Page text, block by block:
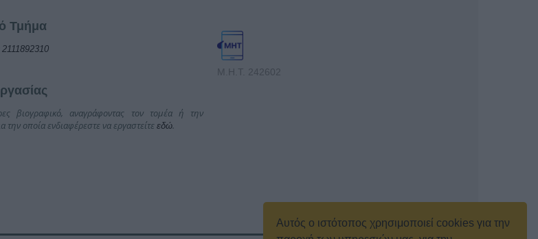
Αυτός ο ιστότοπος χρησιμοποιεί cookies για την
Τμήμα
2111892310
βιογραφικό, αναγράφοντας τον τομέα ή την
την οποία ενδιαφέρεστε να εργαστείτε εδώ
Μ.Η.Τ. 242602